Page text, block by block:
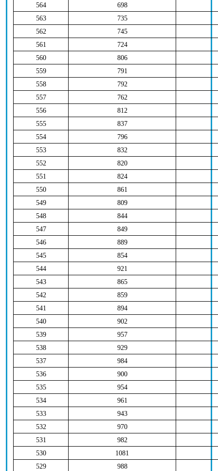
564
698
563
735
562
745
561
724
560
806
559
791
558
792
557
762
556
812
555
837
554
796
553
832
552
820
551
824
550
861
549
809
548
844
547
849
546
889
545
854
544
921
543
865
542
859
541
894
540
902
539
957
538
929
537
984
536
900
535
954
534
961
533
943
532
970
531
982
530
1081
529
988